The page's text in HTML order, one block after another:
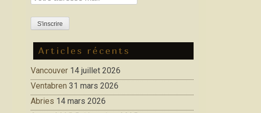
Articles récents
Vancouver 14 juillet 2026
Ventabren 31 mars 2026
Abries 14 mars 2026